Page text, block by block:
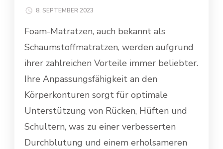
8. SEPTEMBER 2023
Foam-Matratzen, auch bekannt als
Schaumstoffmatratzen, werden aufgrund
ihrer zahlreichen Vorteile immer beliebter.
Ihre Anpassungsfähigkeit an den
Körperkonturen sorgt für optimale
Unterstützung von Rücken, Hüften und
Schultern, was zu einer verbesserten
Durchblutung und einem erholsameren